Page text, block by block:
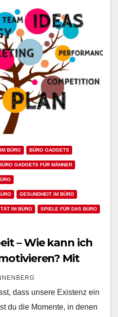
BÜRO BÜRO GADGETS
GADGETS FÜR MÄNNER
GESUNDHEIT IM BÜRO
IM BÜRO SPIELE FÜR DAS BÜRO
– Wie kann ich
Mit
Lebens in den
dass unsere Existenz ein
du die Momente, in denen